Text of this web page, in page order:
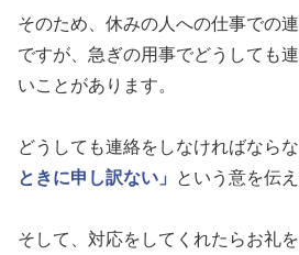
そのため、休みの人への仕事での
ですが、急ぎの用事でどうしても
いことがあります。
どうしても連絡をしなければならな
ときに申し訳ない」
という意を伝
そして、対応をしてくれたらお礼を